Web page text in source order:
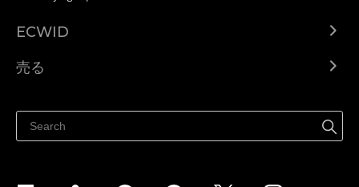
ECWID
ヘルプセンター
売る
Facebookで販売する
Instagramで販売する